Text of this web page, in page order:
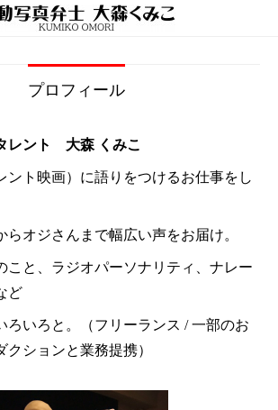
プロフィール
レント 大森 くみこ
ント映画）に語りをつけるお仕事をし
らオジさんまで幅広い声をお届け。
こと、ラジオパーソナリティ、ナレー
ど
ろいろと。（フリーランス / 一部のお
ションと業務提携）